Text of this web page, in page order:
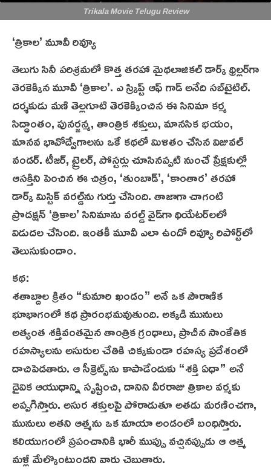
Trikala Movie Telugu Review
‘త్రికాల’ మూవీ రివ్యూ
తెలుగు సినీ పరిశ్రమలో కొత్త తరహా మైథలాజికల్ డార్క్ థ్రిల్లర్‌గా
తెర‌కెక్కిన‌ మూవీ ‘త్రికాల’. ఎ స్క్రిప్ట్ ఆఫ్ గాడ్ అనేది స‌బ్‌టైటిల్.
దర్శకుడు మణి తెల్లగూటి తెరకెక్కించిన ఈ సినిమా కర్మ
సిద్ధాంతం, పునర్జన్మ, తాంత్రిక శక్తులు, మానసిక భయం,
మానవ భావోద్వేగాలను ఒకే కథలో మిళితం చేసిన విజువల్
వండ‌ర్. టీజర్, ట్రైలర్, పోస్టర్లు చూసినప్పటి నుంచే ప్రేక్షకుల్లో
ఆసక్తిని పెంచిన ఈ చిత్రం, ‘తుంబాడ్’, ‘కాంతార’ తరహా
డార్క్ మిస్టిక్ వరల్డ్‌ను గుర్తు చేసింది. తాజాగా చాగంటి
ప్రొడ‌క్ష‌న్ ‘త్రికాల’ సినిమాను వ‌ర‌ల్డ్ వైడ్‌గా థియేట‌ర్‌ల‌లో
విడుద‌ల చేసింది. ఇంత‌కీ మూవీ ఎలా ఉందో రివ్యూ రిపోర్ట్‌లో
తెలుసుకుందాం.
కథ:
శ‌తాబ్దాల క్రితం “కుమారి ఖండం” అనే ఒక పౌరాణిక
భూభాగంలో కథ ప్రారంభమవుతుంది. అక్కడి మునులు
అత్యంత శక్తివంతమైన తాంత్రిక గ్రంథాలు, ప్రాచీన సాంకేతిక
రహస్యాలను అసురుల చేతికి చిక్కకుండా రహస్య ప్రదేశంలో
దాచిపెడతారు. ఆ సీక్రెట్స్‌ను కాపాడేందుకు “శక్తి ఏథా” అనే
దైవిక ఆయుధాన్ని సృష్టించి, దానిని వీరరాజు త్రికాల వర్మకు
అప్పగిస్తారు. అసుర శక్తులపై పోరాడుతూ అతడు మరణించగా,
మునులు అతని ఆత్మను ఒక మాయా అండంలో బంధిస్తారు.
కలియుగంలో ప్రపంచానికి భారీ ముప్పు వచ్చినప్పుడు ఆ ఆత్మ
మళ్లీ మేల్కొంటుందని వారు చెబుతారు.